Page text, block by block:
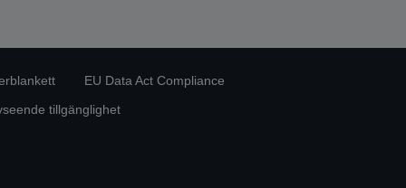
EU Data Act Compliance
tillgänglighet